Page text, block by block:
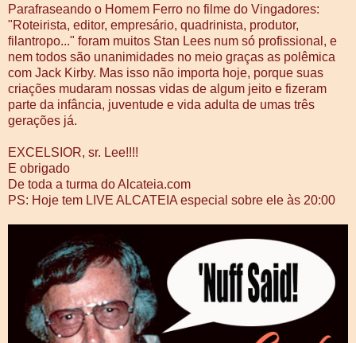
Parafraseando o Homem Ferro no filme do Vingadores:
"Roteirista, editor, empresário, quadrinista, produtor,
filantropo..." foram muitos Stan Lees num só profissional, e
nem todos são unanimidades no meio graças as polêmica
com Jack Kirby. Mas isso não importa hoje, porque suas
criações mudaram nossas vidas de algum jeito e fizeram
parte da infância, juventude e vida adulta de umas três
gerações já.
EXCELSIOR, sr. Lee!!!!
E obrigado
De toda a turma do Alcateia.com
PS: Hoje tem LIVE ALCATEIA especial sobre ele às 20:00